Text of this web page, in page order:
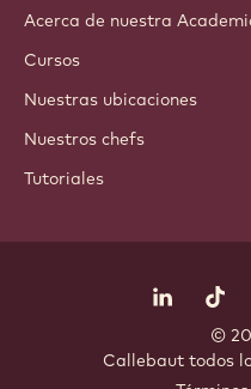
Acerca de nuestra
Cursos
Nuestras ubicaciones
Nuestros chefs
Tutoriales
LinkedIn
©
Callebaut. todos